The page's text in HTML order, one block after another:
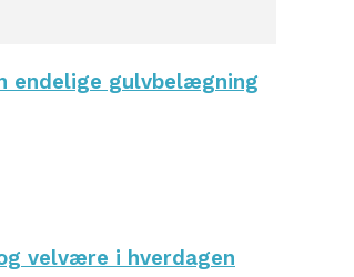
endelige gulvbelægning
velvære i hverdagen